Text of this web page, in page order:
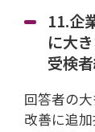
11.企
に大
受検
回答者の
改善に追